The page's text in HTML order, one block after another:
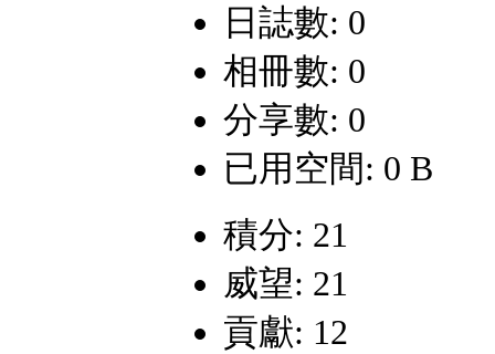
日誌數: 0
相冊數: 0
分享數: 0
已用空間: 0 B
積分: 21
威望: 21
貢獻: 12